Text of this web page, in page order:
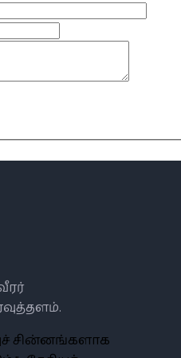
சின்னங்களாக